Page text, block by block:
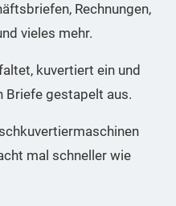
Rechnungen,
vieles mehr.
kuvertiert ein und
Briefe gestapelt aus.
mal schneller wie